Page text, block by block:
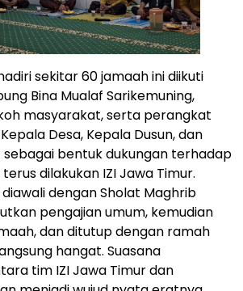
sekitar 60 jamaah ini diikuti
Bina Mualaf Sarikemuning,
masyarakat, serta perangkat
Desa, Kepala Dusun, dan
bentuk dukungan terhadap
dilakukan IZI Jawa Timur.
dengan Sholat Maghrib
pengajian umum, kemudian
dan ditutup dengan ramah
hangat. Suasana
tim IZI Jawa Timur dan